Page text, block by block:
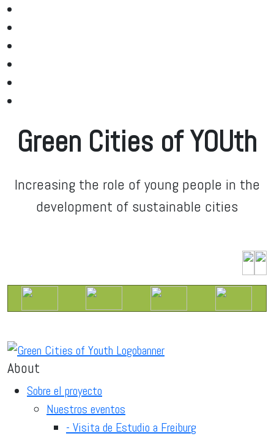
Green Cities of YOUth
Increasing the role of young people in the
development of sustainable cities
About
Sobre el proyecto
Nuestros eventos
- Visita de Estudio a Freiburg